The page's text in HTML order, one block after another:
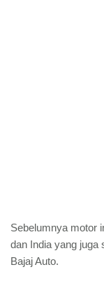
Sebelumnya motor
dan India yang juga
Bajaj Auto.